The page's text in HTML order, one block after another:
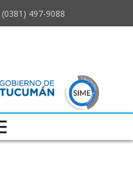
​497-9088